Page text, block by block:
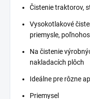
Čistenie traktorov,
Vysokotlakové
priemysle,
Na čistenie
nakladacích plôch
Ideálne pre rôzne
Priemysel